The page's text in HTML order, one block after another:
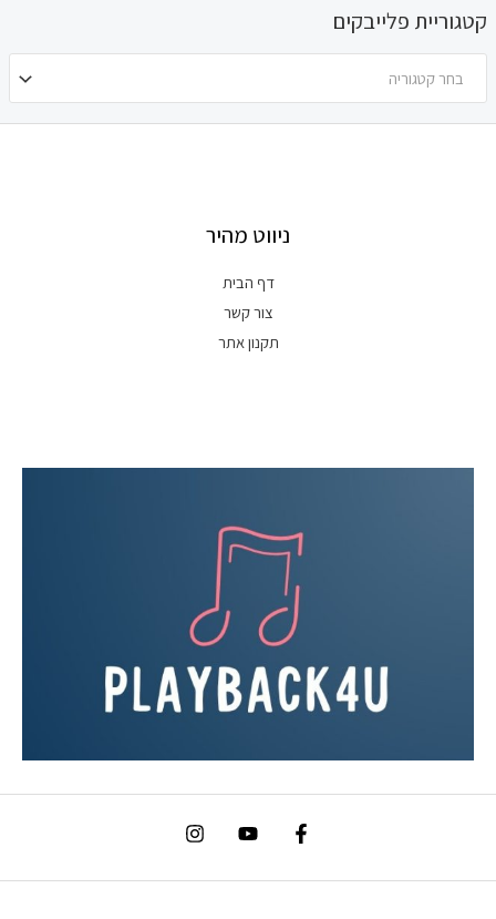
קטגוריית פלייבקים
בחר קטגוריה
ניווט מהיר
דף הבית
צור קשר
תקנון אתר